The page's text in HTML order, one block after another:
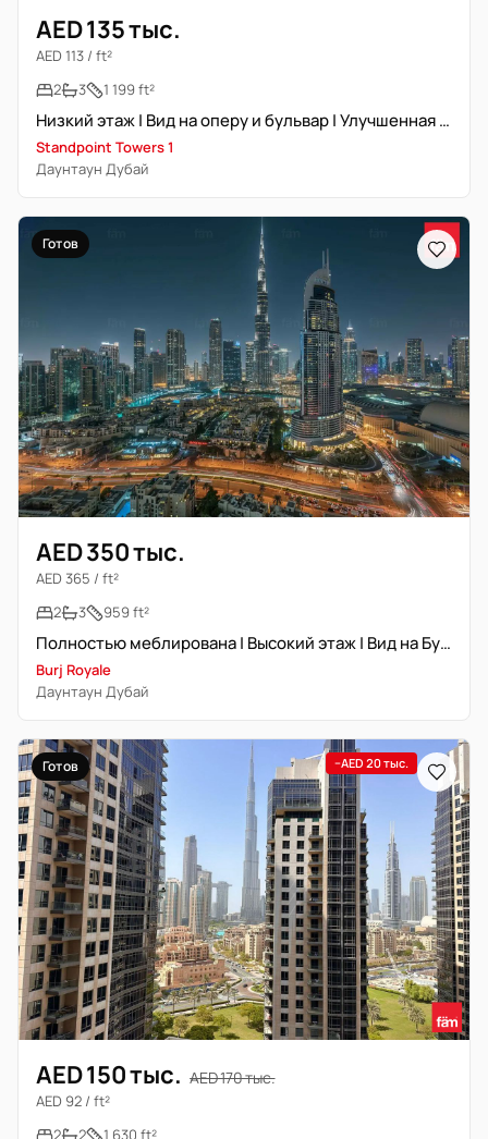
AED 135 тыс.
AED 113 / ft²
2
3 1 199 ft²
Низкий этаж | Вид на оперу и бульвар | Улучшенная отделка
Standpoint Towers 1
Даунтаун Дубай
Готов
AED 350 тыс.
AED 365 / ft²
2
3 959 ft²
Полностью меблирована | Высокий этаж | Вид на Бурж Халифа
Burj Royale
Даунтаун Дубай
Готов −AED 20 тыс.
AED 150 тыс. AED 170 тыс.
AED 92 / ft²
2
2 1 630 ft²